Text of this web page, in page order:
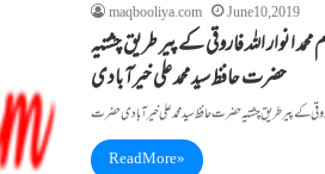
maqbooliya.com June 10, 2019
محمد انوار اللہ فاروقی کے پیر طریق چشتیہ
حضرت حافظ سید محمد علی خیرآبادی
Read More »